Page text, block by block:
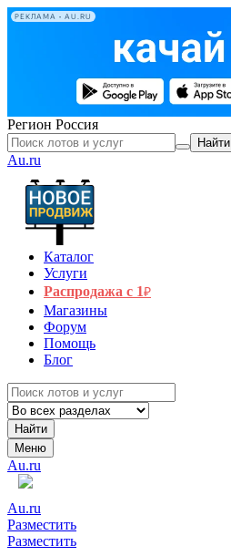
РЕКЛАМА • AU.RU
Регион Россия
Найти
Au.ru
Каталог
Услуги
Распродажа с 1₽
Магазины
Форум
Помощь
Блог
Найти
Меню
Au.ru
Au.ru
Разместить
Разместить